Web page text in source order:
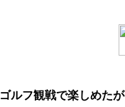
ゴルフ観戦で楽しめた